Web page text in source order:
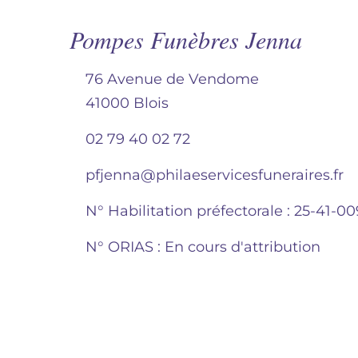
Pompes Funèbres Jenna
76 Avenue de Vendome
41000 Blois
02 79 40 02 72
pfjenna@philaeservicesfuneraires.fr
N° Habilitation préfectorale : 25-41-
N° ORIAS : En cours d'attribution